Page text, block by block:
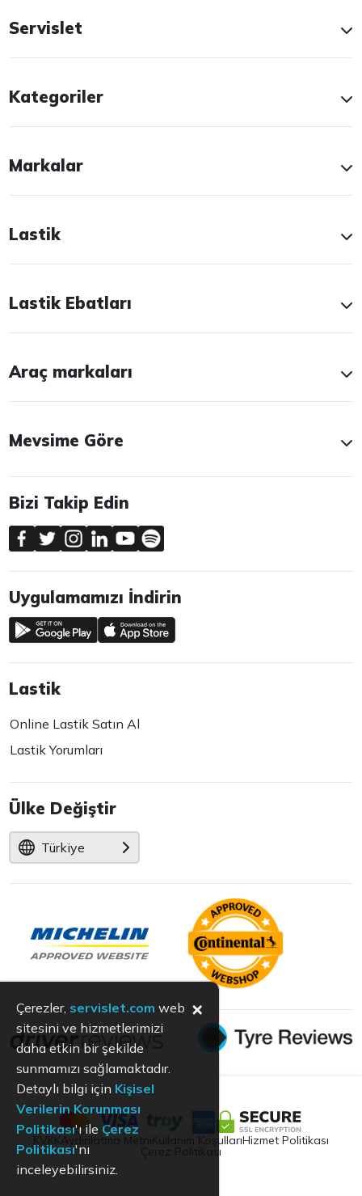
Servislet
Kategoriler
Markalar
Lastik
Lastik Ebatları
Araç markaları
Mevsime Göre
Bizi Takip Edin
Uygulamamızı İndirin
Lastik
Online Lastik Satın Al
Lastik Yorumları
Ülke Değiştir
Türkiye
Aydınlatma Metni Kullanım KoşullarıHizmet Politikası
Çerez Politikası
Çerezler, servislet.com web
sitesini ve hizmetlerimizi
daha etkin bir şekilde
sunmamızı sağlamaktadır.
Detaylı bilgi için Kişisel
Verilerin Korunması
Politikası'ı ile Çerez
Politikası'nı
inceleyebilirsiniz.
×